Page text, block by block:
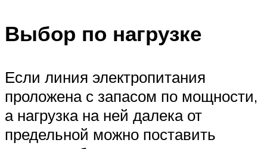
Выбор по нагрузке
Если линия электропитания
проложена с запасом по мощности,
а нагрузка на ней далека от
предельной можно поставить